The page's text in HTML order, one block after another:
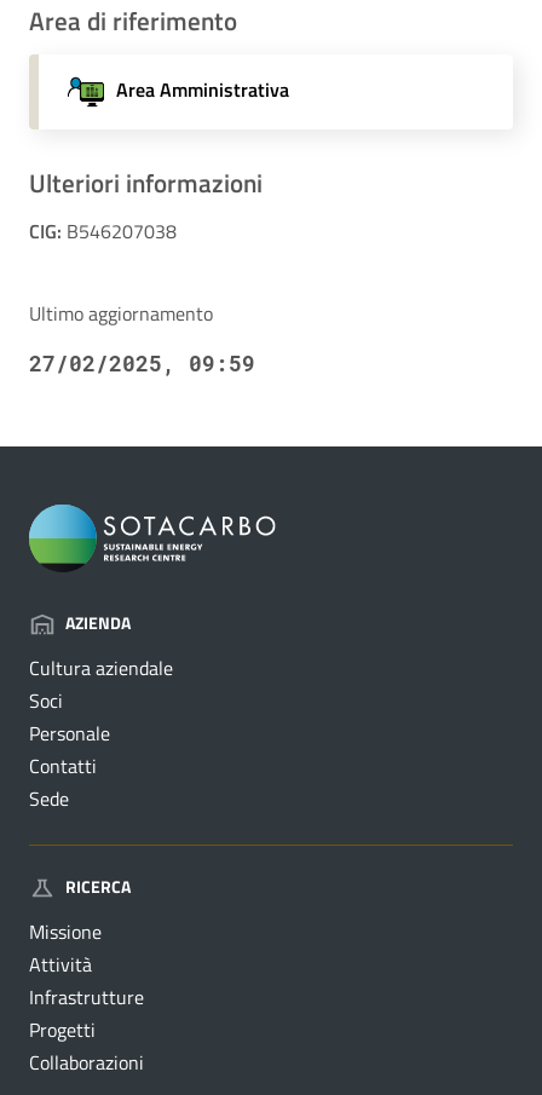
Area di riferimento
Area Amministrativa
Ulteriori informazioni
CIG: B546207038
Ultimo aggiornamento
27/02/2025, 09:59
AZIENDA
Cultura aziendale
Soci
Personale
Contatti
Sede
RICERCA
Missione
Attività
Infrastrutture
Progetti
Collaborazioni